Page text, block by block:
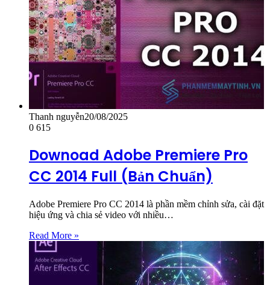
Thanh nguyễn20/08/2025
0 615
Downoad Adobe Premiere Pro
CC 2014 Full (Bản Chuẩn)
Adobe Premiere Pro CC 2014 là phần mềm chỉnh sửa, cài đặt
hiệu ứng và chia sẻ video với nhiều…
Read More »